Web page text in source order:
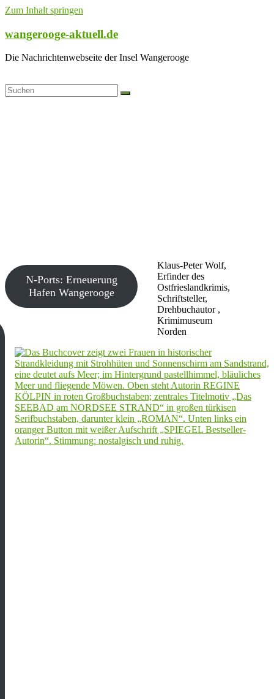
Zum Inhalt springen
wangerooge-aktuell.de
Die Nachrichtenwebseite der Insel Wangerooge
Klaus-Peter Wolf,
Erfinder des
Ostfrieslandkrimis,
Schriftsteller,
Drehbuchautor ,
Krimimuseum
Norden
N-Ports: Erneuerung
Hafen Wangerooge